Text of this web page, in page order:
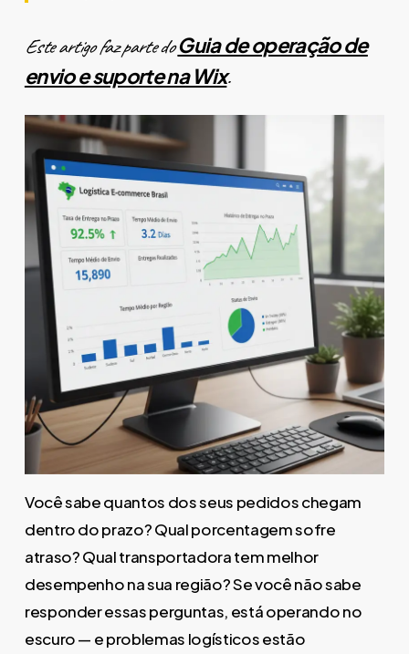
Este artigo faz parte doGuia de operação de
envio e suporte na Wix.
Você sabe quantos dos seus pedidos chegam
dentro do prazo? Qual porcentagem sofre
atraso? Qual transportadora tem melhor
desempenho na sua região? Se você não sabe
responder essas perguntas, está operando no
escuro — e problemas logísticos estão